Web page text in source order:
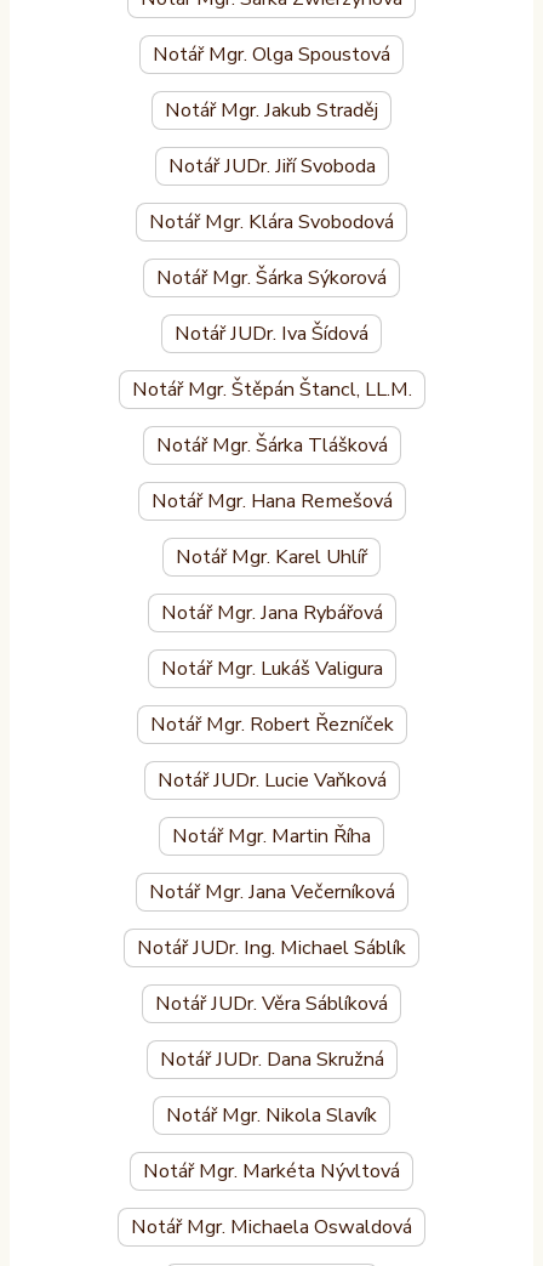
Notář Mgr. Olga Spoustová
Notář Mgr. Jakub Straděj
Notář JUDr. Jiří Svoboda
Notář Mgr. Klára Svobodová
Notář Mgr. Šárka Sýkorová
Notář JUDr. Iva Šídová
Notář Mgr. Štěpán Štancl, LL.M.
Notář Mgr. Šárka Tlášková
Notář Mgr. Hana Remešová
Notář Mgr. Karel Uhlíř
Notář Mgr. Jana Rybářová
Notář Mgr. Lukáš Valigura
Notář Mgr. Robert Řezníček
Notář JUDr. Lucie Vaňková
Notář Mgr. Martin Říha
Notář Mgr. Jana Večerníková
Notář JUDr. Ing. Michael Sáblík
Notář JUDr. Věra Sáblíková
Notář JUDr. Dana Skružná
Notář Mgr. Nikola Slavík
Notář Mgr. Markéta Nývltová
Notář Mgr. Michaela Oswaldová